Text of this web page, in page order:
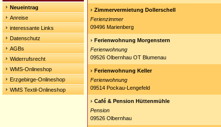
Neueintrag
Anreise
interessante Links
Datenschutz
AGBs
Widerrufsrecht
WMS-Onlineshop
Erzgebirge-Onlineshop
WMS Textil-Onlineshop
Zimmervermietung Dollerschell
Ferienzimmer
09496 Marienberg
Ferienwohnung Morgenstern
Ferienwohnung
09526 Olbernhau OT Blumenau
Ferienwohnung Keller
Ferienwohnung
09514 Pockau-Lengefeld
Café & Pension Hüttenmühle
Pension
09526 Olbernhau